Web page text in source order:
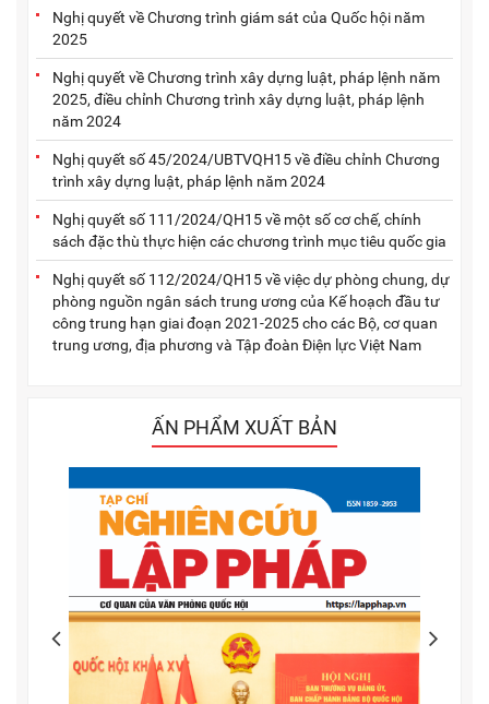
Nghị quyết về Chương trình giám sát của Quốc hội năm
2025
Nghị quyết về Chương trình xây dựng luật, pháp lệnh năm
2025, điều chỉnh Chương trình xây dựng luật, pháp lệnh
năm 2024
Nghị quyết số 45/2024/UBTVQH15 về điều chỉnh Chương
trình xây dựng luật, pháp lệnh năm 2024
Nghị quyết số 111/2024/QH15 về một số cơ chế, chính
sách đặc thù thực hiện các chương trình mục tiêu quốc gia
Nghị quyết số 112/2024/QH15 về việc dự phòng chung, dự
phòng nguồn ngân sách trung ương của Kế hoạch đầu tư
công trung hạn giai đoạn 2021-2025 cho các Bộ, cơ quan
trung ương, địa phương và Tập đoàn Điện lực Việt Nam
ẤN PHẨM XUẤT BẢN